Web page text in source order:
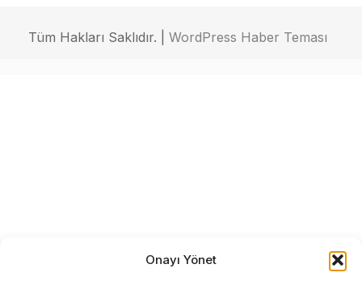
Onayı Yönet
Tüm Hakları Saklıdır. | WordPress Haber Teması